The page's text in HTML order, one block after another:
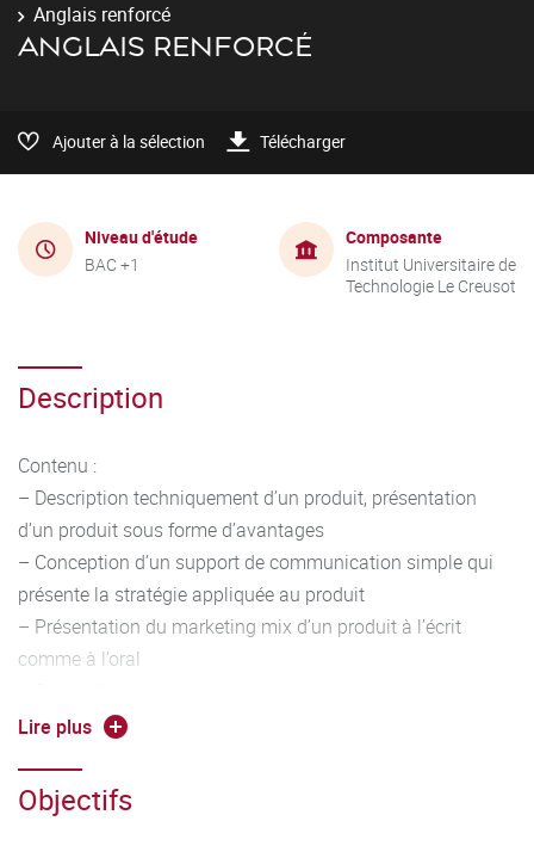
Anglais renforcé
ANGLAIS RENFORCÉ
Ajouter à la sélection Télécharger
Niveau d'étude
BAC +1
Composante
Institut Universitaire de
Technologie Le Creusot
Description
Contenu :
– Description techniquement d’un produit, présentation
d’un produit sous forme d’avantages
– Conception d’un support de communication simple qui
présente la stratégie appliquée au produit
– Présentation du marketing mix d’un produit à l’écrit
comme à l’oral
commerciaux simples, rédaction des mails, mailing
découverte simple
– Production d’un support de communication commerciale
Lire plus
Objectifs